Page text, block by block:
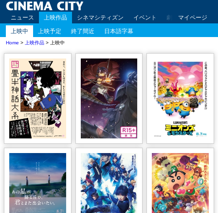
ニュース 上映作品 シネマシティズン イベント 劇場案内 アク
マイページ
上映中
上映予定 終了間近 日本語字幕
Home > 上映作品 > 上映中